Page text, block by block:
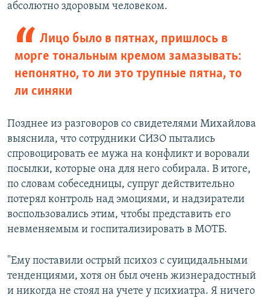
абсолютно здоровым человеком.
Лицо было в пятнах, пришлось в
морге тональным кремом замазывать:
непонятно, то ли это трупные пятна, то
ли синяки
Позднее из разговоров со свидетелями Михайлова
выяснила, что сотрудники СИЗО пытались
спровоцировать ее мужа на конфликт и воровали
посылки, которые она для него собирала. В итоге,
по словам собеседницы, супруг действительно
потерял контроль над эмоциями, и надзиратели
воспользовались этим, чтобы представить его
невменяемым и госпитализировать в МОТБ.
"Ему поставили острый психоз с суицидальными
тенденциями, хотя он был очень жизнерадостный
и никогда не стоял на учете у психиатра. Я ничего